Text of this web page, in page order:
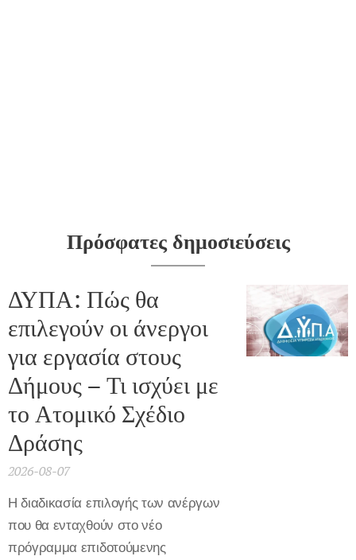
Πρόσφατες δημοσιεύσεις
ΔΥΠΑ: Πώς θα
επιλεγούν οι άνεργοι
για εργασία στους
Δήμους – Τι ισχύει με
το Ατομικό Σχέδιο
Δράσης
2026-08-07
Η διαδικασία επιλογής των ανέργων
που θα ενταχθούν στο νέο
πρόγραμμα επιδοτούμενης